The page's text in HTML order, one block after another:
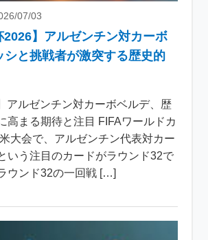
07/03
2026】アルゼンチン対カーボ
シと挑戦者が激突する歴史的
アルゼンチン対カーボベルデ、歴
高まる期待と注目 FIFAワールドカ
大会で、アルゼンチン代表対カー
いう注目のカードがラウンド32で
ウンド32の一回戦 […]